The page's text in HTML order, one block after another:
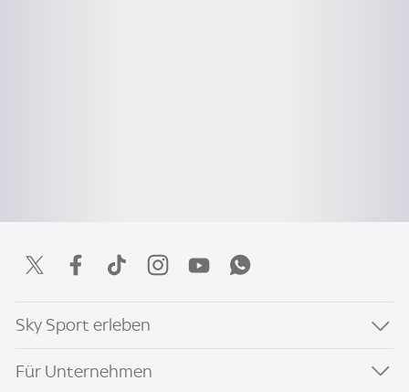
Sky Sport erleben
Für Unternehmen